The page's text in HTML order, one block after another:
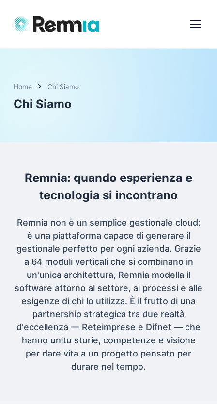
Home chevron_right Chi Siamo
Chi Siamo
Remnia: quando esperienza e
tecnologia si incontrano
Remnia non è un semplice gestionale cloud:
è una piattaforma capace di generare il
gestionale perfetto per ogni azienda. Grazie
a 64 moduli verticali che si combinano in
un'unica architettura, Remnia modella il
software attorno al settore, ai processi e alle
esigenze di chi lo utilizza. È il frutto di una
partnership strategica tra due realtà
d'eccellenza — Reteimprese e Difnet — che
hanno unito storie, competenze e visione
per dare vita a un progetto pensato per
durare nel tempo.